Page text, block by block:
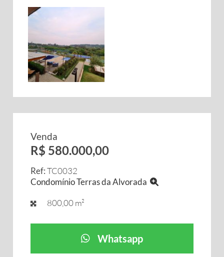
Venda
R$ 580.000,00
Ref:TC0032
Condomínio Terras da Alvorada
800,00 m²
Whatsapp